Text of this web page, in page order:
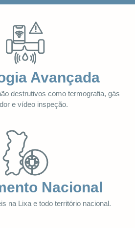
Avançada
destrutivos como termografia, gás
e vídeo inspeção.
Nacional
na Lixa e todo território nacional.